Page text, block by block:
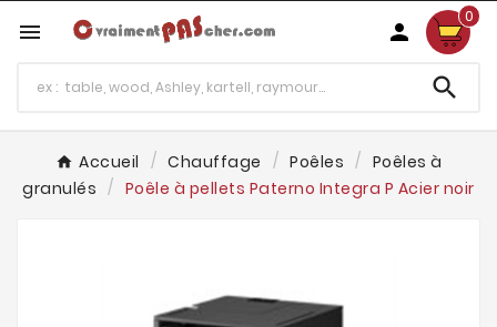
 
0

Accueil Chauffage Poêles
Poêles à
granulés
Poêle à pellets Paterno Integra P Acier noir